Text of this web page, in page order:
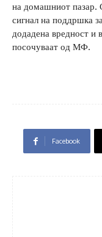
на домашниот пазар.
сигнал на поддршка
додадена вредност и
посочуваат од МФ.
Facebook